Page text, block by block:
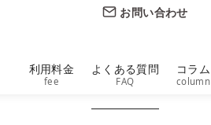
お問い合わせ
利用料金
fee
よくある質問
FAQ
コラム
column